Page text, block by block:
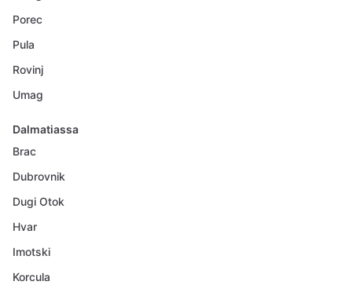
Porec
Pula
Rovinj
Umag
Dalmatiassa
Brac
Dubrovnik
Dugi Otok
Hvar
Imotski
Korcula